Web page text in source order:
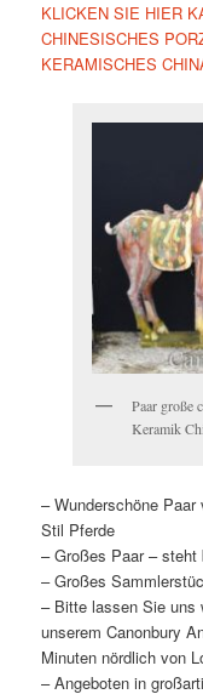
KLICKEN SIE HIER
CHINESISCHES
KERAMISCHES
Paar große
Keramik
– Wunderschöne
Stil Pferde
– Großes Paar –
– Großes
– Bitte lassen Sie uns
unserem Canonbury
Minuten nördlich von
– Angeboten in